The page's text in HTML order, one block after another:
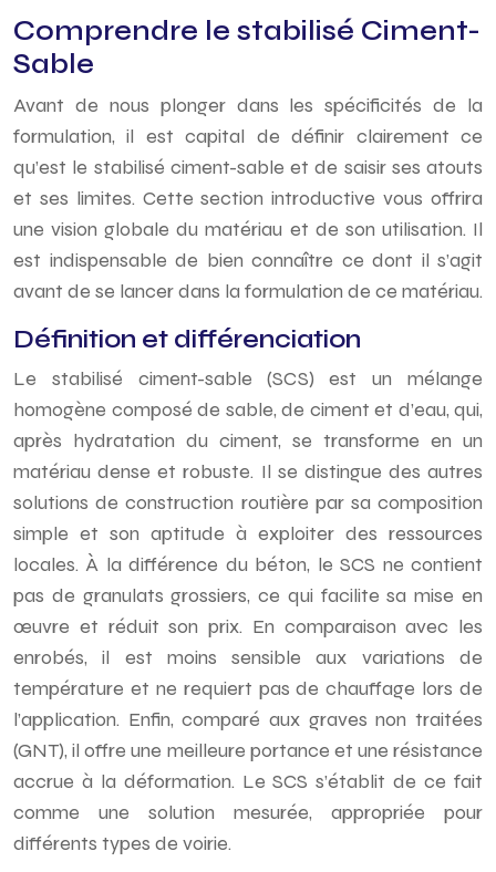
Comprendre le stabilisé Ciment-
Sable
Avant de nous plonger dans les spécificités de la
formulation, il est capital de définir clairement ce
qu’est le stabilisé ciment-sable et de saisir ses atouts
et ses limites. Cette section introductive vous offrira
une vision globale du matériau et de son utilisation. Il
est indispensable de bien connaître ce dont il s’agit
avant de se lancer dans la formulation de ce matériau.
Définition et différenciation
Le stabilisé ciment-sable (SCS) est un mélange
homogène composé de sable, de ciment et d’eau, qui,
après hydratation du ciment, se transforme en un
matériau dense et robuste. Il se distingue des autres
solutions de construction routière par sa composition
simple et son aptitude à exploiter des ressources
locales. À la différence du béton, le SCS ne contient
pas de granulats grossiers, ce qui facilite sa mise en
œuvre et réduit son prix. En comparaison avec les
enrobés, il est moins sensible aux variations de
température et ne requiert pas de chauffage lors de
l’application. Enfin, comparé aux graves non traitées
(GNT), il offre une meilleure portance et une résistance
accrue à la déformation. Le SCS s’établit de ce fait
comme une solution mesurée, appropriée pour
différents types de voirie.